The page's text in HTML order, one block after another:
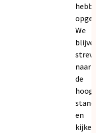
We
naar
de
en
kijken